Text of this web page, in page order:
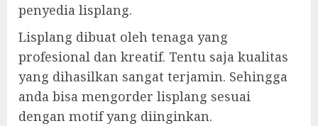
penyedia lisplang.
Lisplang dibuat oleh tenaga yang
profesional dan kreatif. Tentu saja kualitas
yang dihasilkan sangat terjamin. Sehingga
anda bisa mengorder lisplang sesuai
dengan motif yang diinginkan.